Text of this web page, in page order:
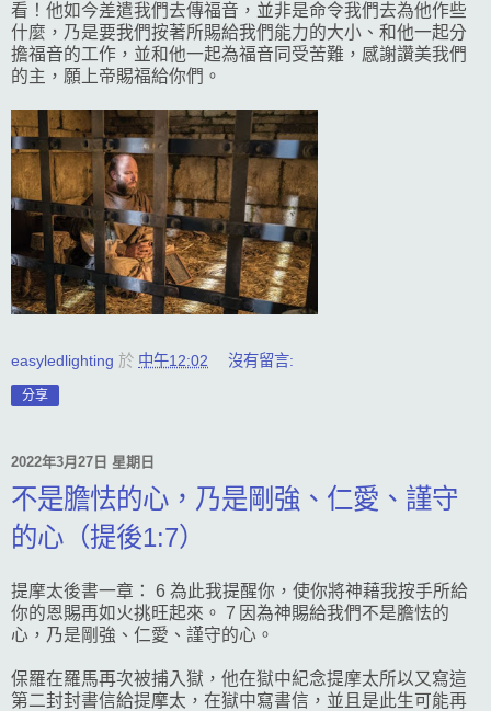
看！他如今差遣我們去傳福音，並非是命令我們去為他作些
什麼，乃是要我們按著所賜給我們能力的大小、和他一起分
擔福音的工作，並和他一起為福音同受苦難，感謝讚美我們
的主，願上帝賜福給你們。
easyledlighting 於 中午12:02 沒有留言:
分享
2022年3月27日 星期日
不是膽怯的心，乃是剛強、仁愛、謹守
的心（提後1:7）
提摩太後書一章： 6 為此我提醒你，使你將神藉我按手所給
你的恩賜再如火挑旺起來。 7 因為神賜給我們不是膽怯的
心，乃是剛強、仁愛、謹守的心。
保羅在羅馬再次被捕入獄，他在獄中紀念提摩太所以又寫這
第二封封書信給提摩太，在獄中寫書信，並且是此生可能再